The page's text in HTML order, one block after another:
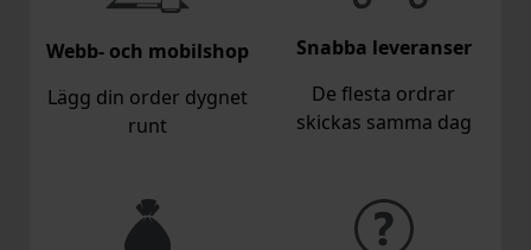
Webb- och mobilshop
Lägg din order dygnet
runt
Snabba leveranser
De flesta ordrar
skickas samma dag